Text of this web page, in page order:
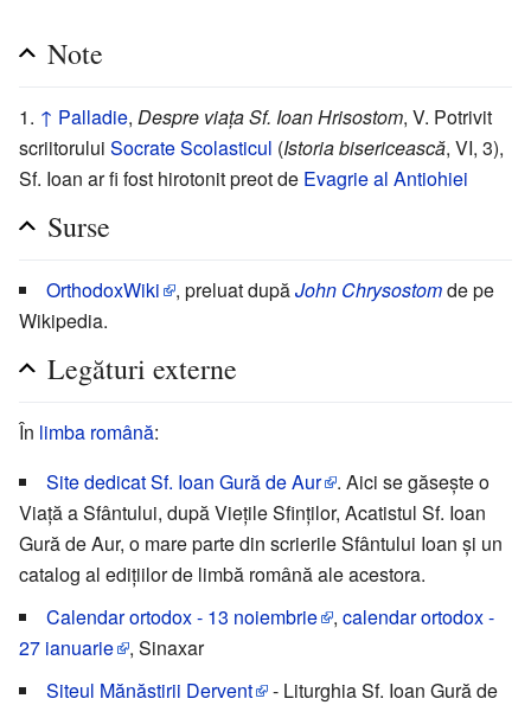
Note
↑ Palladie, Despre viața Sf. Ioan Hrisostom, V. Potrivit
scriitorului Socrate Scolasticul (Istoria bisericească, VI, 3),
Sf. Ioan ar fi fost hirotonit preot de Evagrie al Antiohiei
Surse
OrthodoxWiki , preluat dupăJohn Chrysostomde pe
Wikipedia.
Legături externe
În limba română:
Site dedicat Sf. Ioan Gură de Aur
. Aici se găsește o
Viață a Sfântului, după Viețile Sfinților, Acatistul Sf. Ioan
Gură de Aur, o mare parte din scrierile Sfântului Ioan și un
catalog al edițiilor de limbă română ale acestora.
Calendar ortodox - 13 noiembrie
, calendar ortodox -
27 ianuarie
, Sinaxar
Siteul Mănăstirii Dervent
- Liturghia Sf. Ioan Gură de